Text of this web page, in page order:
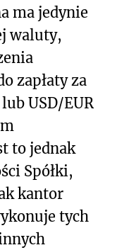
ma jedynie
waluty,
zapłaty za
USD/EUR
to jednak
Spółki,
kantor
tych